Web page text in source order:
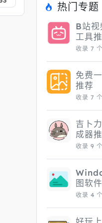
热门专题
B站视
工具
收录 7
免费
推荐
收录 7
吉卜
成器
收录 9
图软
收录 4